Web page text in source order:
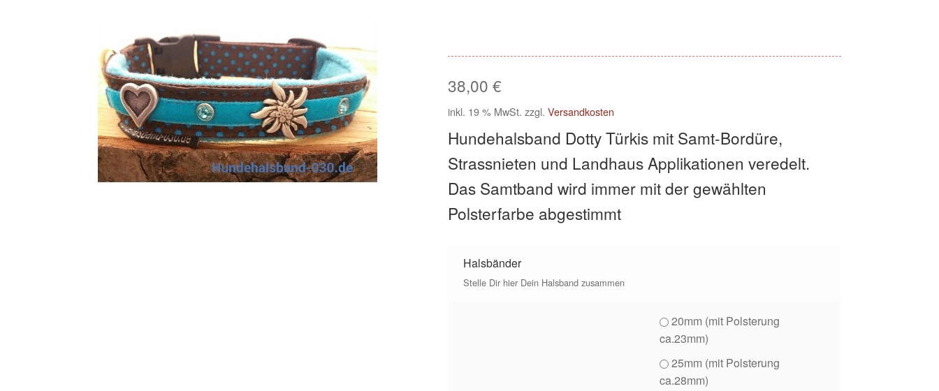
38,00 €
inkl. 19 % MwSt. zzgl. Versandkosten
Hundehalsband Dotty Türkis mit Samt-Bordüre,
Strassnieten und Landhaus Applikationen veredelt.
Das Samtband wird immer mit der gewählten
Polsterfarbe abgestimmt
Halsbänder
Stelle Dir hier Dein Halsband zusammen
20mm (mit Polsterung
ca.23mm)
25mm (mit Polsterung
ca.28mm)